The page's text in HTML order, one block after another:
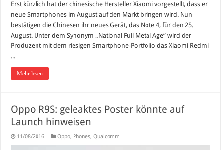
Erst kürzlich hat der chinesische Hersteller Xiaomi vorgestellt, dass er
neue Smartphones im August auf den Markt bringen wird. Nun
bestätigen die Chinesen ihr neues Gerät, das Note 4, für den 25.
August. Unter dem Synonym „National Full Metal Age“ wird der
Produzent mit dem riesigen Smartphone-Portfolio das Xiaomi Redmi
...
Mehr lesen
Oppo R9S: geleaktes Poster könnte auf
Launch hinweisen
11/08/2016 Oppo, Phones,Qualcomm